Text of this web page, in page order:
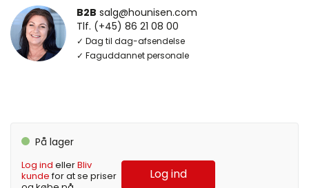
B2B salg@hounisen.com
Tlf. (+45) 86 21 08 00
✓ Dag til dag-afsendelse
✓ Faguddannet personale
På lager
Log ind ellerBliv
kundefor at se priser
Log ind